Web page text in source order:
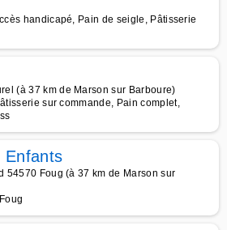
handicapé, Pain de seigle, Pâtisserie
(à 37 km de Marson sur Barboure)
sur commande, Pain complet,
Enfants
54570 Foug (à 37 km de Marson sur